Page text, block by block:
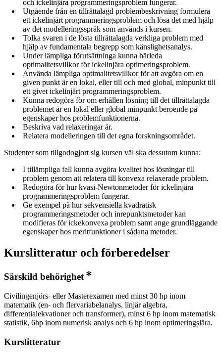
och ickelinjära programmeringsproblem fungerar.
Utgående från en tillrättalagd problembeskrivning formulera
ett ickelinjärt programmeringsproblem och lösa det med hjälp
av det modelleringsspråk som används i kursen.
Tolka svaren i de lösta tillrättalagda verkliga problem med
hjälp av fundamentala begrepp som känslighetsanalys.
Under lämpliga förutsättninga kunna härleda
optimalitetsvillkor för ickelinjära optimeringsproblem.
Använda lämpliga optimalitetsvillkor för att avgöra om en
given punkt är en lokal, eller till och med global, minpunkt till
ett givet ickelinjärt programmeringsproblem.
Kunna redogöra för om erhållen lösning till det tillrättalagda
problemet är en lokal eller global minpunkt beroende på
egenskaper hos problemfunktionerna.
Beskriva vad relaxeringar är.
Relatera modelleringen till det egna forskningsområdet.
Studenter som tillgodogjort sig kursen väl ska dessutom kunna:
I tillämpliga fall kunna avgöra kvalitet hos lösningar till
problem genom att relatera till konvexa relaxerade problem.
Redogöra för hur kvasi-Newtonmetoder för ickelinjära
programmeringsproblem fungerar.
Ge exempel på hur sekvensiella kvadratisk
programmeringsmetoder och inrepunktsmetoder kan
modifieras för ickekonvexa problem samt ange grundläggande
egenskaper hos meritfunktioner i sådana metoder.
Kurslitteratur och förberedelser
Särskild behörighet
Civilingenjörs- eller Masterexamen med minst 30 hp inom
matematik (en- och flervariabelanalys, linjär algebra,
differentialekvationer och transformer), minst 6 hp inom matematisk
statistik, 6hp inom numerisk analys och 6 hp inom optimeringslära.
Kurslitteratur